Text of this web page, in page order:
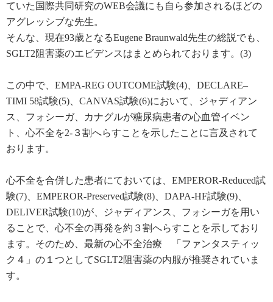
ていた国際共同研究のWEB会議にも自ら参加されるほどの
アグレッシブな先生。
そんな、現在93歳となるEugene Braunwald先生の総説でも、
SGLT2阻害薬のエビデンスはまとめられております。(3)
この中で、EMPA-REG OUTCOME試験(4)、DECLARE–
TIMI 58試験(5)、CANVAS試験(6)において、ジャディアン
ス、フォシーガ、カナグルが糖尿病患者の心血管イベン
ト、心不全を2-３割へらすことを示したことに言及されて
おります。
心不全を合併した患者にておいては、EMPEROR-Reduced試
験(7)、EMPEROR-Preserved試験(8)、DAPA-HF試験(9)、
DELIVER試験(10)が、ジャディアンス、フォシーガを用い
ることで、心不全の再発を約３割へらすことを示しており
ます。そのため、最新の心不全治療 「ファンタスティッ
ク４」の１つとしてSGLT2阻害薬の内服が推奨されていま
す。